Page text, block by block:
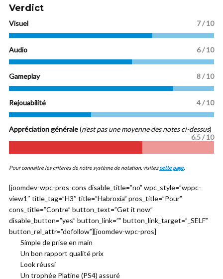
Verdict
Visuel 7 / 10
Audio 6 / 10
Gameplay 8 / 10
Rejouabilité 4 / 10
Appréciation générale(n'est pas une moyenne des notes ci-dessus)
6.5 / 10
Pour connaitre les critères de notre système de notation, visitezcette page.
[joomdev-wpc-pros-cons disable_title=”no” wpc_style=”wppc-
view1″ title_tag=”H3″ title=”Habroxia” pros_title=”Pour”
cons_title=”Contre” button_text=”Get it now”
disable_button=”yes” button_link=”” button_link_target=”_SELF”
button_rel_attr=”dofollow”][joomdev-wpc-pros]
Simple de prise en main
Un bon rapport qualité prix
Look réussi
Un trophée Platine (PS4) assuré